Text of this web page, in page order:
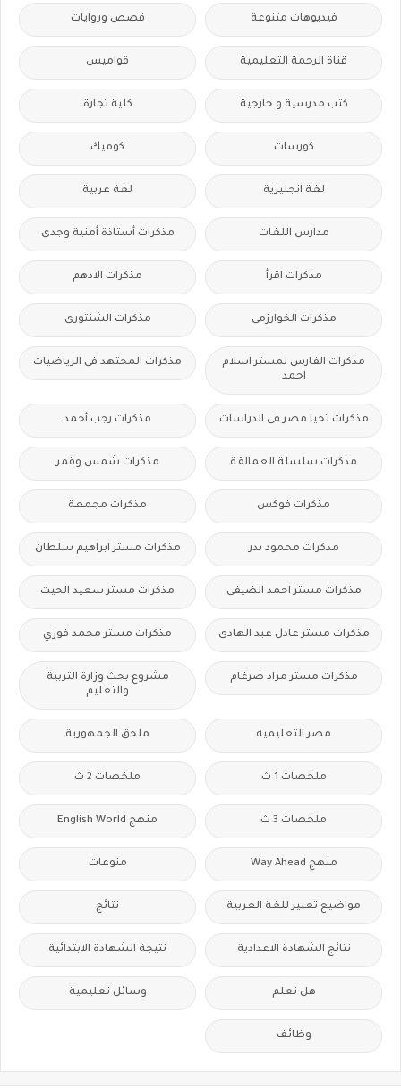
فيديوهات متنوعة قصص وروايات
قناة الرحمة التعليمية قواميس
كتب مدرسية و خارجية كلية تجارة
كورسات كوميك
لغة انجليزية لغة عربية
مدارس اللغات مذكرات أستاذة أمنية وجدى
مذكرات اقرأ مذكرات الادهم
مذكرات الخوارزمى مذكرات الشنتورى
مذكرات الفارس لمستر اسلام
احمد
مذكرات المجتهد فى الرياضيات
مذكرات تحيا مصر فى الدراسات مذكرات رجب أحمد
مذكرات سلسلة العمالقة مذكرات شمس وقمر
مذكرات فوكس مذكرات مجمعة
مذكرات محمود بدر مذكرات مستر ابراهيم سلطان
مذكرات مستر احمد الضيفى مذكرات مستر سعيد الحيت
مذكرات مستر عادل عبد الهادى مذكرات مستر محمد فوزي
مذكرات مستر مراد ضرغام
مشروع بحث وزارة التربية
والتعليم
مصر التعليميه ملحق الجمهورية
ملخصات 1 ث ملخصات 2 ث
ملخصات 3 ث منهج English World
منهج Way Ahead منوعات
مواضيع تعبير للغة العربية نتائج
نتائج الشهادة الاعدادية نتيجة الشهادة الابتدائية
هل تعلم وسائل تعليمية
وظائف